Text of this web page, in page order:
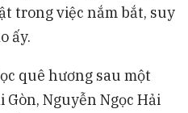
thực hành thơ thủ
mới từ văn bản bị bôi
trong việc nắm bắt, suy
ấy.
quê hương sau một
Nguyễn Ngọc Hải